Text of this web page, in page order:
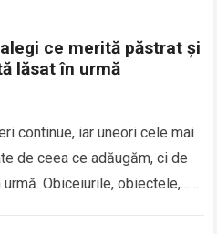
ce merită păstrat și
lăsat în urmă
continue, iar uneori cele mai
de ceea ce adăugăm, ci de
Obiceiurile, obiectele,…